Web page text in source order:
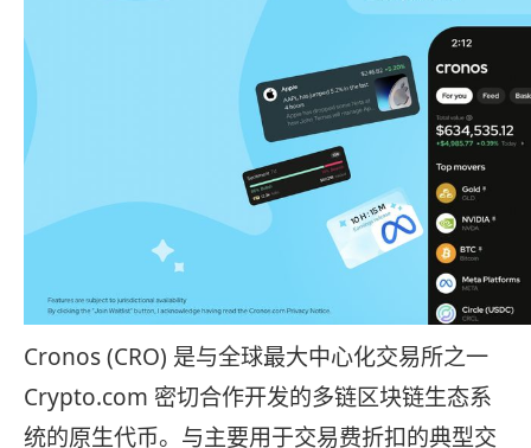
Cronos (CRO) 是与全球最大中心化交易所之一
Crypto.com 密切合作开发的多链区块链生态系
统的原生代币。与主要用于交易费折扣的典型交